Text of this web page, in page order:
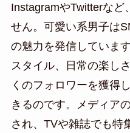
InstagramやTwitterなど
せん。可愛い系男子は
の魅力を発信していま
スタイル、日常の楽し
くのフォロワーを獲得
きるのです。メディア
され、TVや雑誌でも特